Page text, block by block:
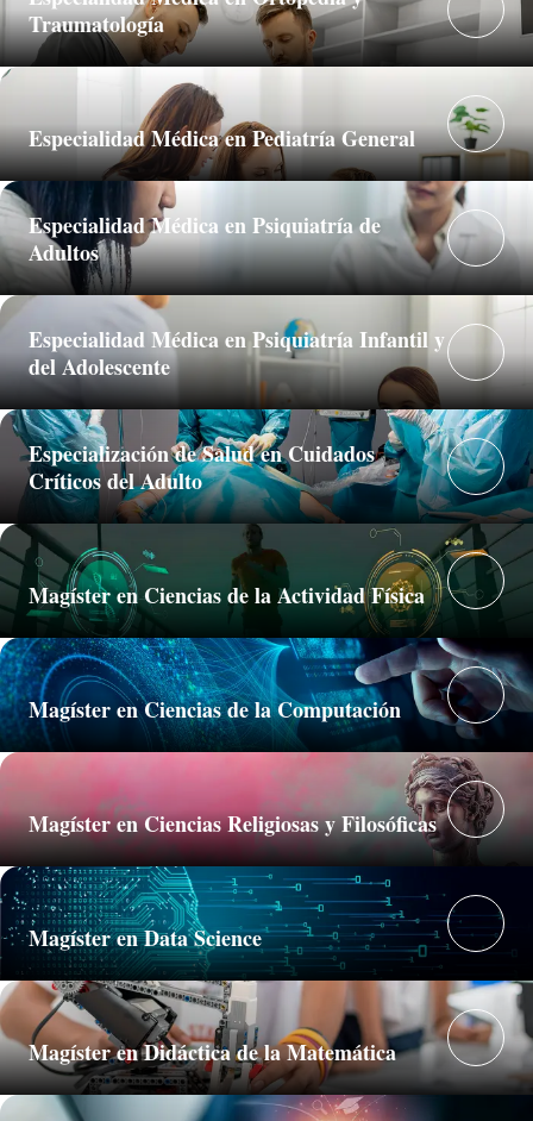
Traumatología
Especialidad Médica en Pediatría General
Especialidad Médica en Psiquiatría de
Adultos
Especialidad Médica en Psiquiatría Infantil y
del Adolescente
Especialización de Salud en Cuidados
Críticos del Adulto
Magíster en Ciencias de la Actividad Física
Magíster en Ciencias de la Computación
Magíster en Ciencias Religiosas y Filosóficas
Magíster en Data Science
Magíster en Didáctica de la Matemática